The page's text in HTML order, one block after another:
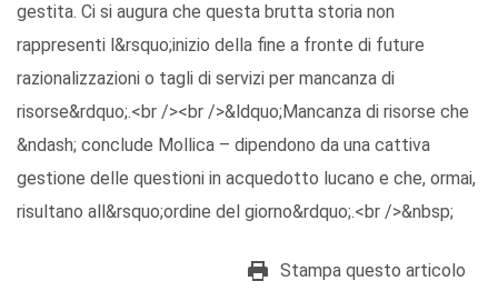
gestita. Ci si augura che questa brutta storia non
rappresenti l&rsquo;inizio della fine a fronte di future
razionalizzazioni o tagli di servizi per mancanza di
risorse&rdquo;.<br /><br />&ldquo;Mancanza di risorse che
&ndash; conclude Mollica – dipendono da una cattiva
gestione delle questioni in acquedotto lucano e che, ormai,
risultano all&rsquo;ordine del giorno&rdquo;.<br />&nbsp;
Stampa questo articolo